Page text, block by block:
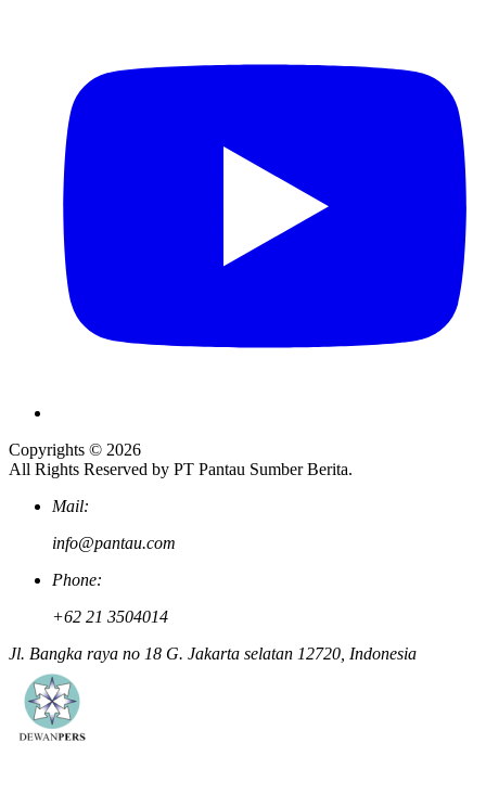
Copyrights © 2026
All Rights Reserved by PT Pantau Sumber Berita.
Mail:
info@pantau.com
Phone:
+62 21 3504014
Jl. Bangka raya no 18 G. Jakarta selatan 12720, Indonesia